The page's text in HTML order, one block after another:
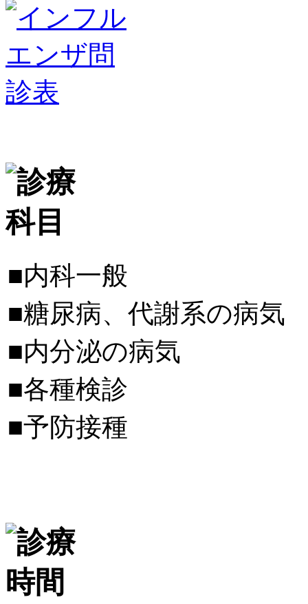
■内科一般
■糖尿病、代謝系の病気
■内分泌の病気
■各種検診
■予防接種